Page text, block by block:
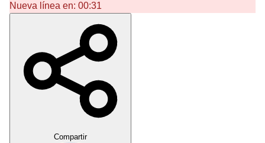
Nueva línea en: 00:31
Compartir